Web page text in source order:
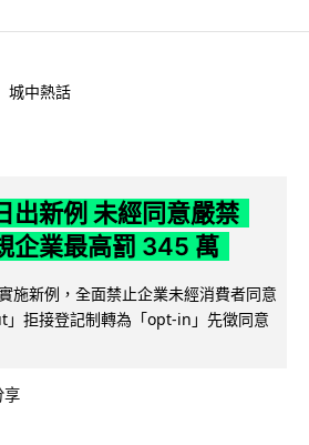
城中熱話
出新例 未經同意嚴禁
企業最高罰 345 萬
施新例，全面禁止企業未經消費者同意
拒接登記制轉為「opt-in」先徵同意
享